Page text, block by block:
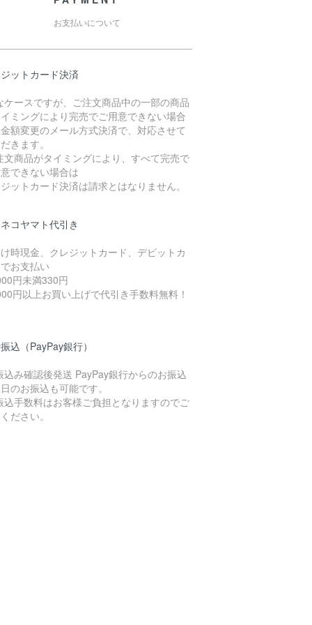
お支払いについて
ットカード決済
ケースですが、ご注文商品中の一部の商品
ミングにより完売でご用意できない場合
額変更のメール方式決済で、対応させて
きます。
文商品がタイミングにより、すべて完売で
できない場合は
ットカード決済は請求とはなりません。
コヤマト代引き
時現金、クレジットカード、デビットカ
お支払い
円未満330円
円以上お買い上げで代引き手数料無料！
込（PayPay銀行）
込み確認後発送 PayPay銀行からのお振込
のお振込も可能です。
込手数料はお客様ご負担となりますのでご
ださい。